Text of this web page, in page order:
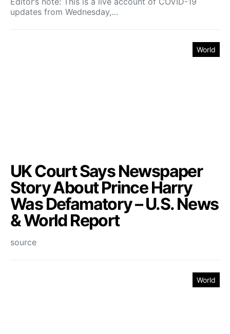
updates from Wednesday,…
World
UK Court Says Newspaper
Story About Prince Harry
Was Defamatory – U.S. News
& World Report
source
World